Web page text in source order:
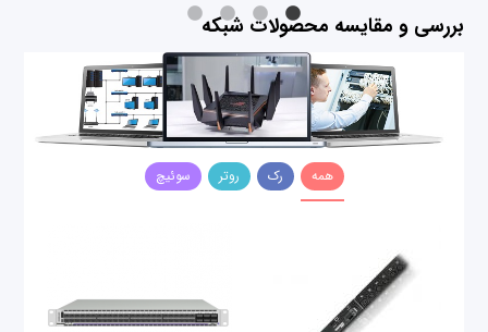
بررسی و مقایسه محصولات شبکه
همه رک روتر سوئیچ